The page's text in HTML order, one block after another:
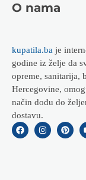
O nama
kupatila.ba je
godine iz želje da
opreme, sanitarija,
Hercegovine,
način dođu do
dostavu.